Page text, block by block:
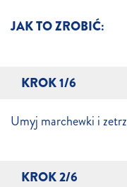
JAK TO ZROBIĆ:
KROK 1/6
Umyj marchewki i
KROK 2/6